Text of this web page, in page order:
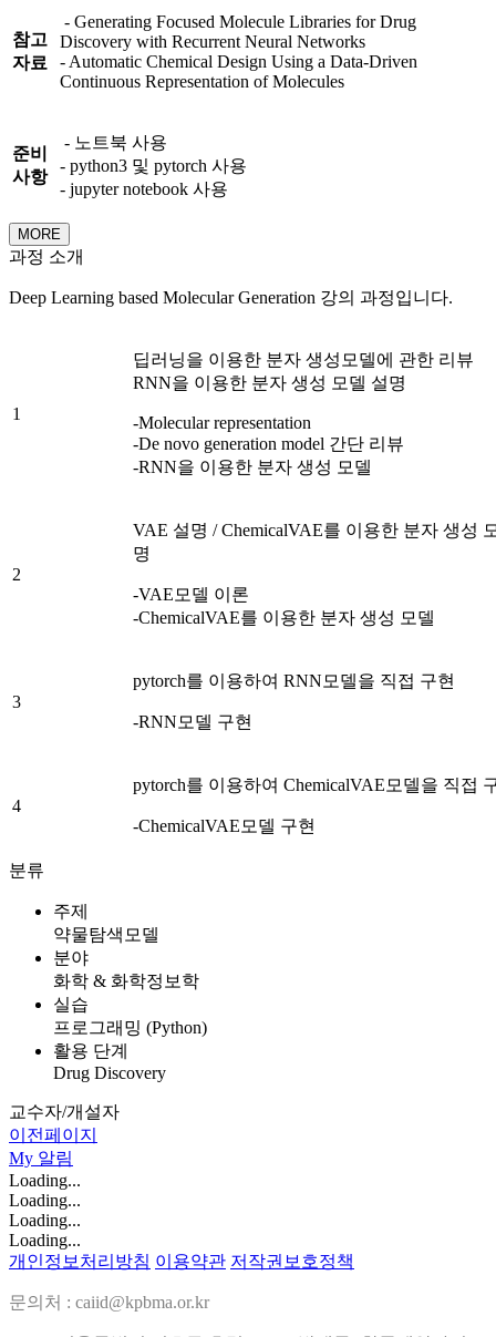
참고
자료
- Generating Focused Molecule Libraries for Drug
Discovery with Recurrent Neural Networks
- Automatic Chemical Design Using a Data-Driven
Continuous Representation of Molecules
준비
사항
- 노트북 사용
- python3 및 pytorch 사용
- jupyter notebook 사용
MORE
과정 소개
Deep Learning based Molecular Generation 강의 과정입니다.
1
딥러닝을 이용한 분자 생성모델에 관한 리뷰
RNN을 이용한 분자 생성 모델 설명
-Molecular representation
-De novo generation model 간단 리뷰
-RNN을 이용한 분자 생성 모델
2
VAE 설명 / ChemicalVAE를 이용한 분자 생성
명
-VAE모델 이론
-ChemicalVAE를 이용한 분자 생성 모델
3
pytorch를 이용하여 RNN모델을 직접 구현
-RNN모델 구현
4
pytorch를 이용하여 ChemicalVAE모델을 직접
-ChemicalVAE모델 구현
분류
주제
약물탐색모델
분야
화학 & 화학정보학
실습
프로그래밍 (Python)
활용 단계
Drug Discovery
교수자/개설자
이전페이지
My 알림
Loading...
Loading...
Loading...
Loading...
개인정보처리방침 이용약관 저작권보호정책
문의처 : caiid@kpbma.or.kr